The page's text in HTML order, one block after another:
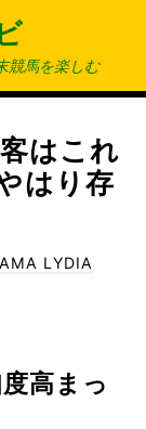
競馬を楽しむ
はこれ
はり存
LYDIA
高まっ